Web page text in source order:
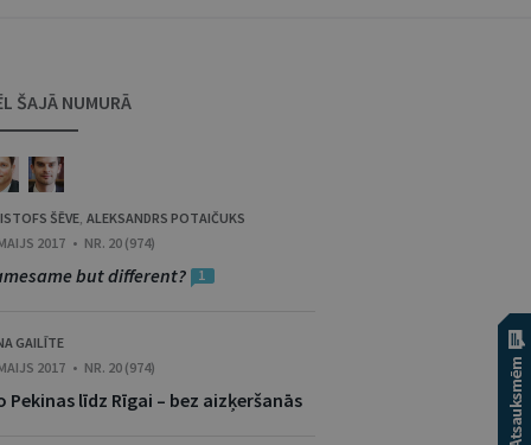
ŠAJĀ NUMURĀ
ŠĒVE, ALEKSANDRS POTAIČUKS
2017 • NR. 20 (974)
but different? 1
GAILĪTE
2017 • NR. 20 (974)
Pekinas līdz Rīgai – bez aizķeršanās